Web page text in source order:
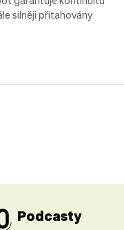
silněji přitahovány
Podcasty